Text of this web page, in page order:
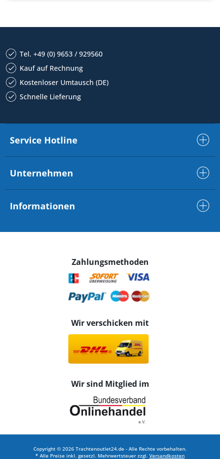
Tel. +49 (0) 9653 / 929560
Kauf auf Rechnung
Kostenloser Umtausch (DE)
Schnelle Lieferung
Service Hotline
Unternehmen
Informationen
Zahlungsmethoden
Wir verschicken mit
Wir sind Mitglied im
Copyright © 2026 Trachtenoutlet24.de - Alle Rechte vorbehalten.
* Alle Preise inkl. gesetzl. Mehrwertsteuer zzgl. Versandkosten